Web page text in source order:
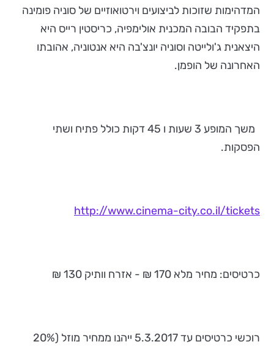
המדהימות שזוכות לביצועים וירטואוזיים של סוניה פומינה
בתפקיד הבובה המכנית אולימפיה, כריסטין רייס היא
היצאנית ג'ולייטה וסוניה יונצ'בה היא אנטוניה, אהובתו
האחרונה של הופמן.
משך המופע 3 שעות ו 45 דקות כולל פתיח ושתי
הפסקות.
http://www.cinema-city.co.il/tickets
כרטיסים: מחיר מלא 170 ₪ - אזרח וותיק 130 ₪
רוכשי כרטיסים עד 5.3.2017 ייהנו ממחיר מוזל (20%